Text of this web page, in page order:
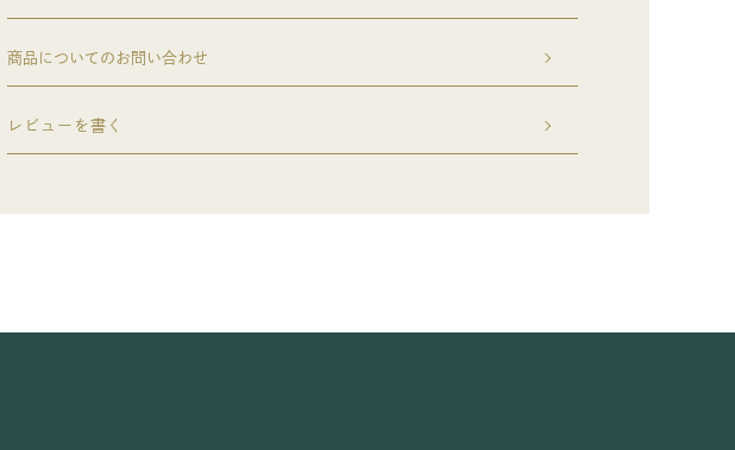
商品についてのお問い合わせ
レビューを書く